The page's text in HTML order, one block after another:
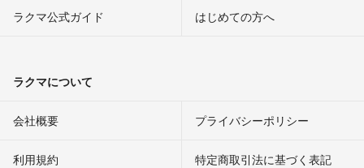
ラクマ公式ガイド はじめての方へ
ラクマについて
会社概要 プライバシーポリシー
利用規約 特定商取引法に基づく表記